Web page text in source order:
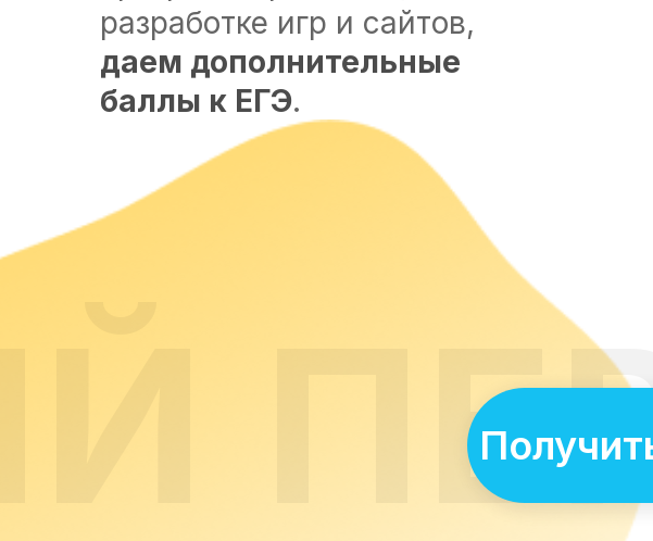
разработке игр и сайтов,
даем дополнительные
баллы к ЕГЭ.